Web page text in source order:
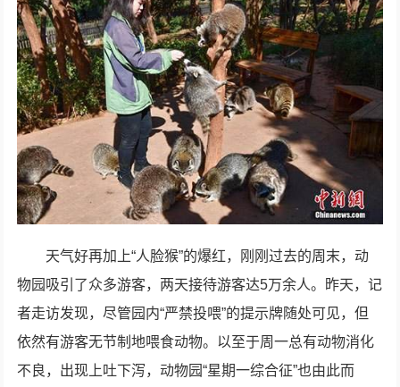
天气好再加上“人脸猴”的爆红，刚刚过去的周末，动
物园吸引了众多游客，两天接待游客达5万余人。昨天，记
者走访发现，尽管园内“严禁投喂”的提示牌随处可见，但
依然有游客无节制地喂食动物。以至于周一总有动物消化
不良，出现上吐下泻，动物园“星期一综合征”也由此而